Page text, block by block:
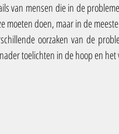
van mensen die in de
moeten doen, maar in de
oorzaken van de
toelichten in de hoop en